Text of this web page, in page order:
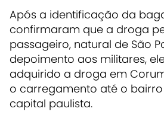
Após a identificação da
confirmaram que a droga
passageiro, natural de São
depoimento aos militares,
adquirido a droga em
o carregamento até o bairro
capital paulista.